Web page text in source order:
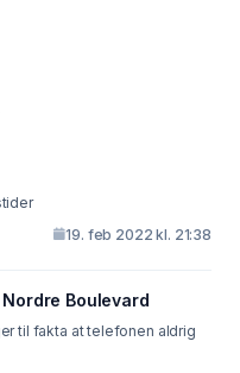
19. feb 2022 kl. 21:38
Boulevard
til fakta at telefonen aldrig